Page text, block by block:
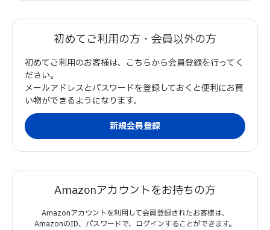
初めてご利用の方・会員以外の方
初めてご利用のお客様は、こちらから会員登録を行ってく
ださい。
メールアドレスとパスワードを登録しておくと便利にお買
い物ができるようになります。
Amazonアカウントをお持ちの方
Amazonアカウントを利用して会員登録されたお客様は、
AmazonのID、パスワードで、ログインすることができます。